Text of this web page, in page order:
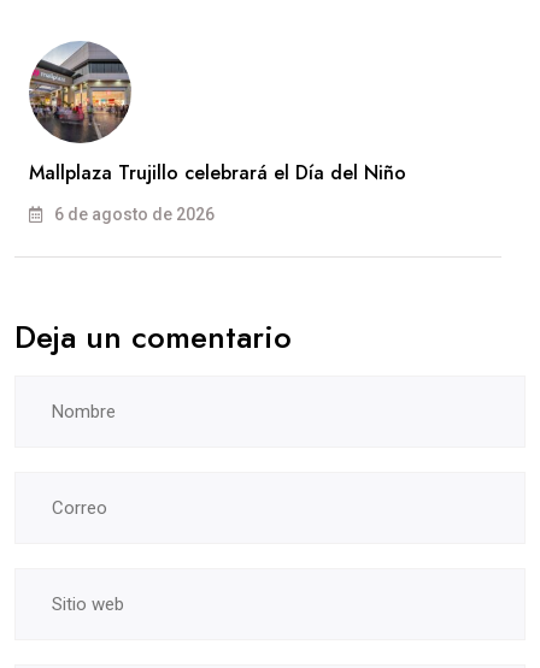
Mallplaza Trujillo celebrará el Día del Niño
6 de agosto de 2026
Deja un comentario